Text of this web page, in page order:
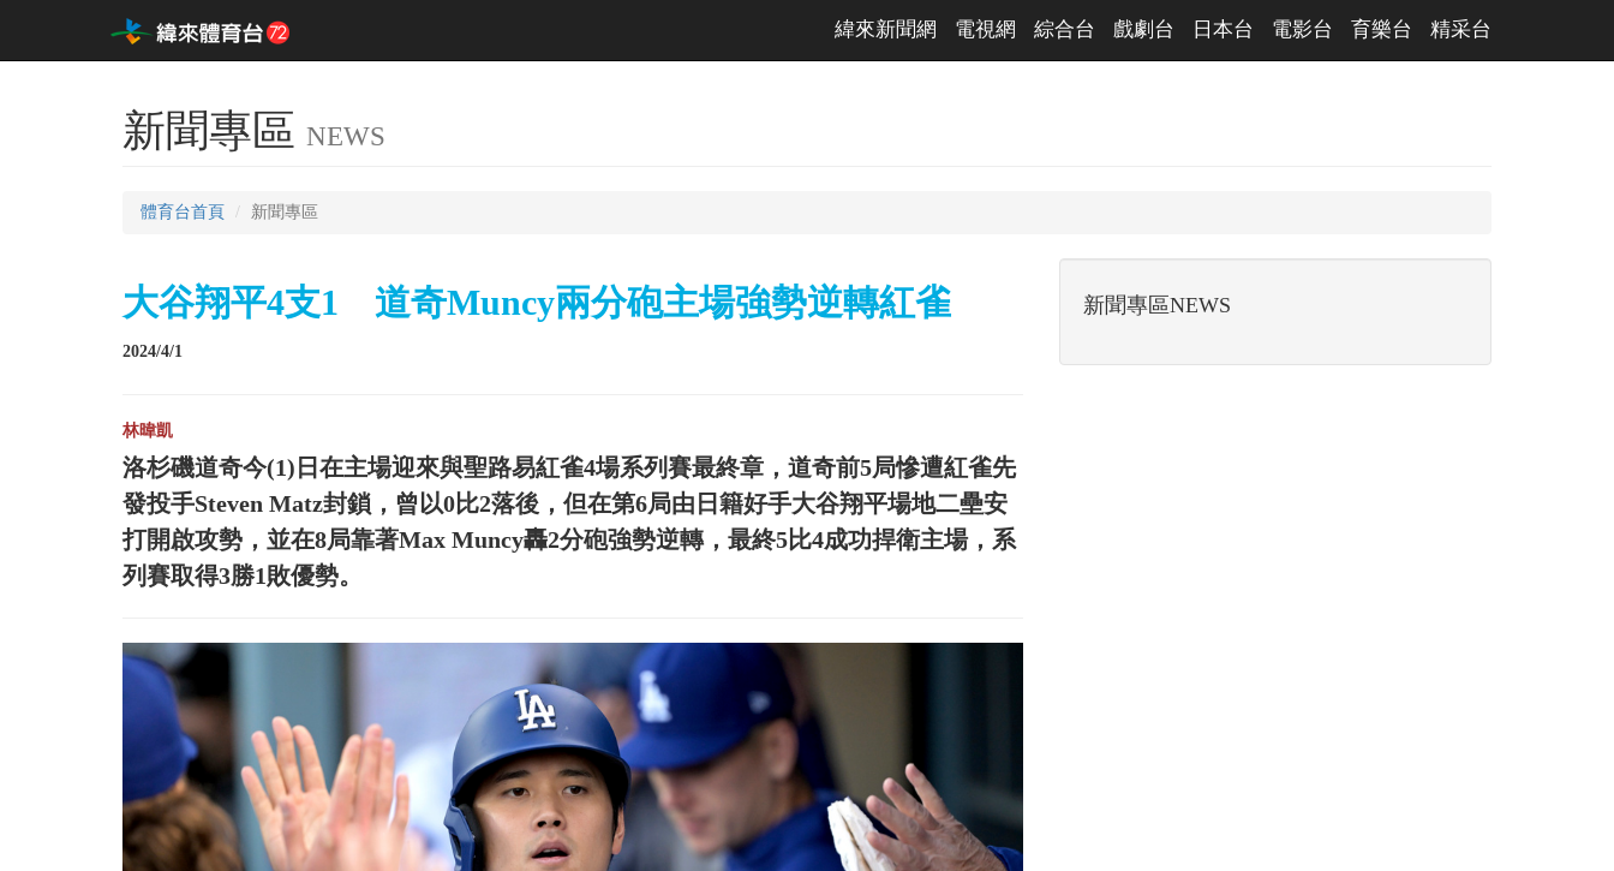
緯來新聞網 電視網 綜合台 戲劇台 日本台 電影台 育樂台 精采台
新聞專區 NEWS
體育台首頁 新聞專區
大谷翔平4支1 道奇Muncy兩分砲主場強勢逆轉紅雀
2024/4/1
林暐凱
洛杉磯道奇今(1)日在主場迎來與聖路易紅雀4場系列賽最終章，道奇前5局慘遭紅雀先
發投手Steven Matz封鎖，曾以0比2落後，但在第6局由日籍好手大谷翔平場地二壘安
打開啟攻勢，並在8局靠著Max Muncy轟2分砲強勢逆轉，最終5比4成功捍衛主場，系
列賽取得3勝1敗優勢。
新聞專區NEWS